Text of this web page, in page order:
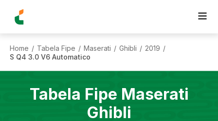
Home / Tabela Fipe / Maserati / Ghibli / 2019 /
S Q4 3.0 V6 Automatico
Tabela Fipe Maserati
Ghibli